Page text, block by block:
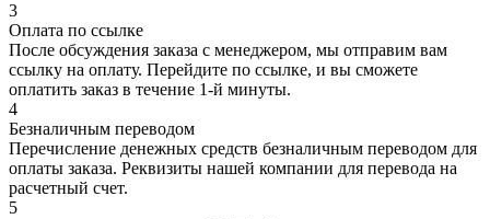
3
Оплата по ссылке
После обсуждения заказа с менеджером, мы отправим вам
ссылку на оплату. Перейдите по ссылке, и вы сможете
оплатить заказ в течение 1-й минуты.
4
Безналичным переводом
Перечисление денежных средств безналичным переводом для
оплаты заказа. Реквизиты нашей компании для перевода на
расчетный счет.
5